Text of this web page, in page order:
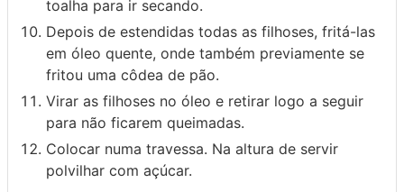
toalha para ir secando.
Depois de estendidas todas as filhoses, fritá-las
em óleo quente, onde também previamente se
fritou uma côdea de pão.
Virar as filhoses no óleo e retirar logo a seguir
para não ficarem queimadas.
Colocar numa travessa. Na altura de servir
polvilhar com açúcar.